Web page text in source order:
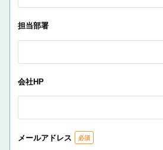
担当部署
会社HP
メールアドレス